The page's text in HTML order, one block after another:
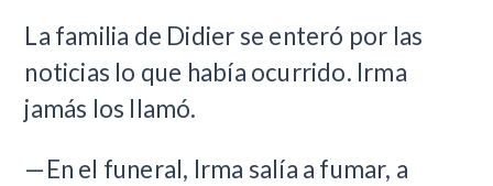
La familia de Didier se enteró por las
noticias lo que había ocurrido. Irma
jamás los llamó.
—En el funeral, Irma salía a fumar, a